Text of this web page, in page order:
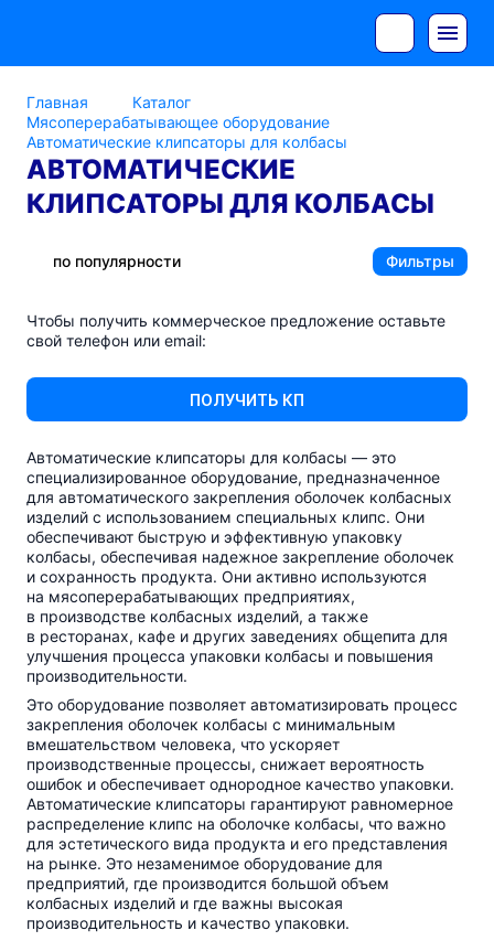
Главная
Каталог
Мясоперерабатывающее оборудование
Автоматические клипсаторы для колбасы
АВТОМАТИЧЕСКИЕ
КЛИПСАТОРЫ ДЛЯ КОЛБАСЫ
по популярности Фильтры
Чтобы получить коммерческое предложение оставьте
свой телефон или email:
ПОЛУЧИТЬ КП
Автоматические клипсаторы для колбасы — это
специализированное оборудование, предназначенное
для автоматического закрепления оболочек колбасных
изделий с использованием специальных клипс. Они
обеспечивают быструю и эффективную упаковку
колбасы, обеспечивая надежное закрепление оболочек
и сохранность продукта. Они активно используются
на мясоперерабатывающих предприятиях,
в производстве колбасных изделий, а также
в ресторанах, кафе и других заведениях общепита для
улучшения процесса упаковки колбасы и повышения
производительности.
Это оборудование позволяет автоматизировать процесс
закрепления оболочек колбасы с минимальным
вмешательством человека, что ускоряет
производственные процессы, снижает вероятность
ошибок и обеспечивает однородное качество упаковки.
Автоматические клипсаторы гарантируют равномерное
распределение клипс на оболочке колбасы, что важно
для эстетического вида продукта и его представления
на рынке. Это незаменимое оборудование для
предприятий, где производится большой объем
колбасных изделий и где важны высокая
производительность и качество упаковки.